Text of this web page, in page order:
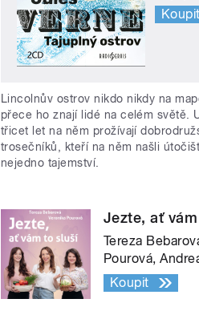
Koupit
Lincolnův ostrov nikdo nikdy na
přece ho znají lidé na celém světě.
třicet let na něm prožívají
trosečníků, kteří na něm našli
nejedno tajemství.
Jezte, ať
Tereza
Pourová,
Koupit